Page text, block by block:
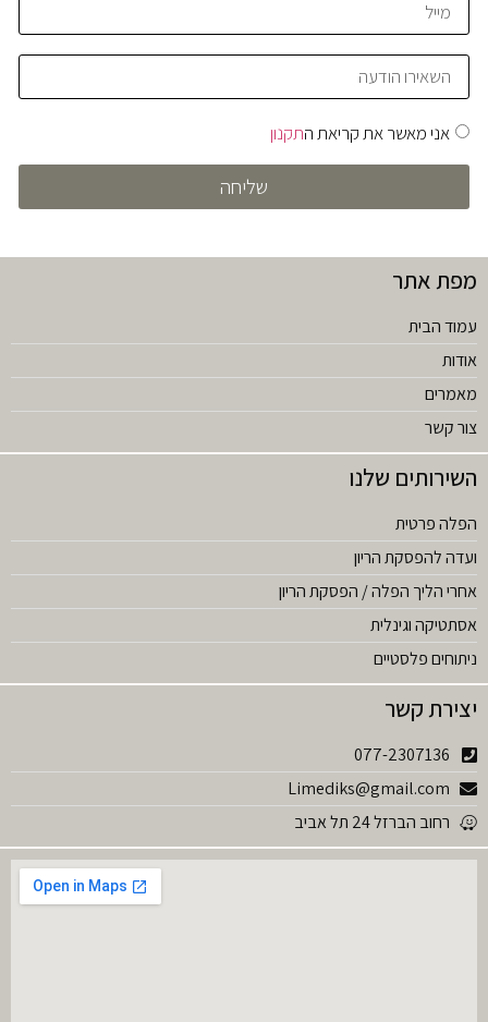
אני מאשר את קריאת התקנון
שליחה
מפת אתר
עמוד הבית
אודות
מאמרים
צור קשר
השירותים שלנו
הפלה פרטית
ועדה להפסקת הריון
אחרי הליך הפלה / הפסקת הריון
אסתטיקה וגינלית
ניתוחים פלסטיים
יצירת קשר
077-2307136
Limediks@gmail.com
רחוב הברזל 24 תל אביב